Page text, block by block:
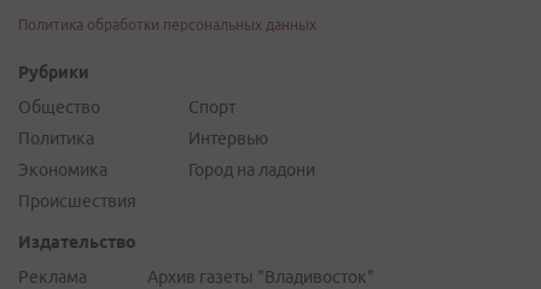
Политика обработки персональных данных
Рубрики
Общество
Политика
Экономика
Происшествия
Спорт
Интервью
Город на ладони
Издательство
Реклама
Архив газеты "Владивосток"